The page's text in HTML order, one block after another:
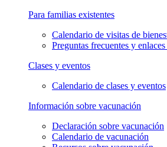
Para familias existentes
Calendario de visitas de
Preguntas frecuentes y
Clases y eventos
Calendario de clases y eventos
Información sobre vacunación
Declaración sobre vacunación
Calendario de vacunación